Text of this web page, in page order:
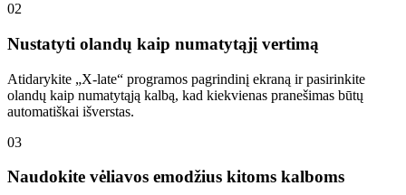
02
Nustatyti olandų kaip numatytąjį vertimą
Atidarykite „X-late“ programos pagrindinį ekraną ir pasirinkite
olandų kaip numatytąją kalbą, kad kiekvienas pranešimas būtų
automatiškai išverstas.
03
Naudokite vėliavos emodžius kitoms kalboms